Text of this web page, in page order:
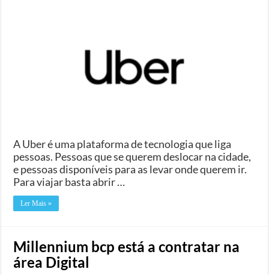
A Uber é uma plataforma de tecnologia que liga
pessoas. Pessoas que se querem deslocar na cidade,
e pessoas disponíveis para as levar onde querem ir.
Para viajar basta abrir …
Ler Mais »
Millennium bcp está a contratar na
área Digital